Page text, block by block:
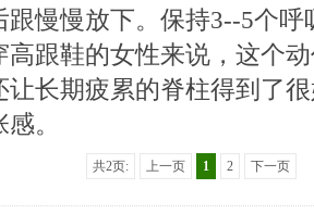
跟慢慢放下。保持3--5个呼
鞋的女性来说，这个动
让长期疲累的脊柱得到了
。
共2页: 上一页 1 2 下一页